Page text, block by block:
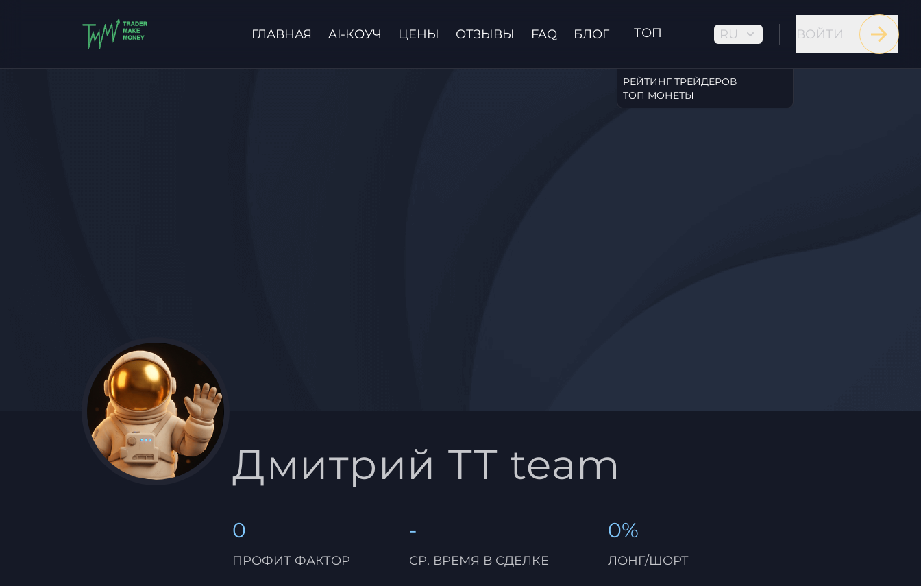
ГЛАВНАЯ AI-КОУЧ ЦЕНЫ ОТЗЫВЫ FAQ БЛОГ ТОП
РЕЙТИНГ ТРЕЙДЕРОВ
ТОП МОНЕТЫ
RU ВОЙТИ
Дмитрий TT team
0
ПРОФИТ ФАКТОР
-
СР. ВРЕМЯ В СДЕЛКЕ
0%
ЛОНГ/ШОРТ